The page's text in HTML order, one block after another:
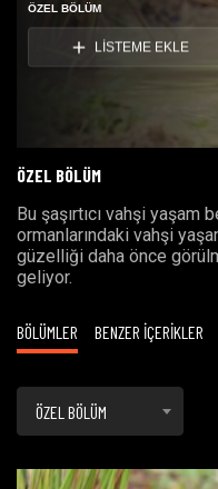
ÖZEL BÖLÜM
LİSTEME EKLE
ÖZEL BÖLÜM
Bu şaşırtıcı vahşi yaşam
ormanlarındaki vahşi
güzelliği daha önce
geliyor.
BÖLÜMLER BENZER İÇERİKLER
ÖZEL BÖLÜM